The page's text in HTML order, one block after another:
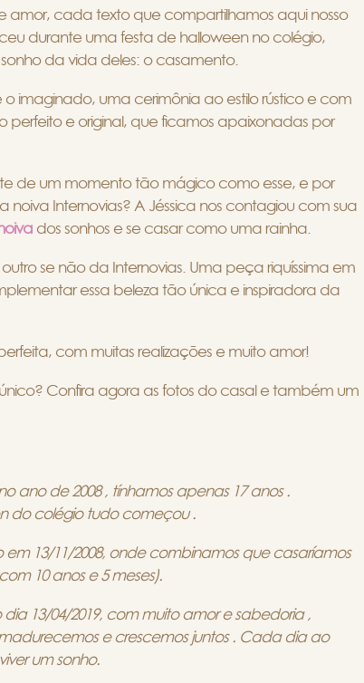
cada texto que compartilhamos aqui nosso
durante uma festa de halloween no colégio,
da vida deles: o casamento.
imaginado, uma cerimônia ao estilo rústico e com
e original, que ficamos apaixonadas por
de um momento tão mágico como esse, e por
Internovias? A Jéssica nos contagiou com sua
dos sonhos e se casar como uma rainha.
se não da Internovias. Uma peça riquíssima em
essa beleza tão única e inspiradora da
com muitas realizações e muito amor!
Confira agora as fotos do casal e também um
ano de 2008 , tínhamos apenas 17 anos .
do colégio tudo começou .
em 13/11/2008, onde combinamos que casaríamos
10 anos e 5 meses).
dia 13/04/2019, com muito amor e sabedoria ,
e crescemos juntos . Cada dia ao
um sonho.